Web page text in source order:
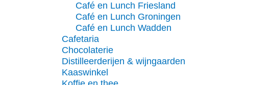
Café en Lunch Friesland
Café en Lunch Groningen
Café en Lunch Wadden
Cafetaria
Chocolaterie
Distilleerderijen & wijngaarden
Kaaswinkel